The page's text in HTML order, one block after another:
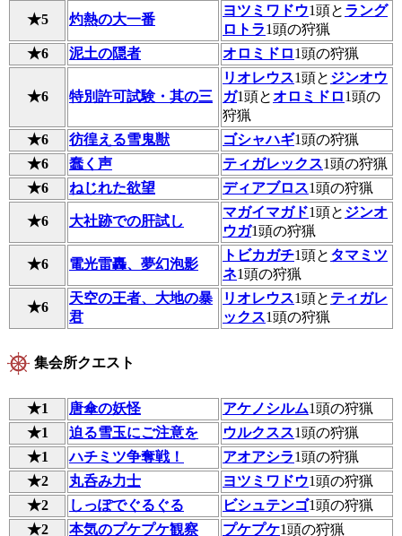
★5 灼熱の大一番
ヨツミワドウ1頭と ラング
ロトラ1頭の狩猟
★6
泥土の隠者 オロミドロ1頭の狩猟
★6 特別許可試験・其の三
リオレウス1頭と ジンオウ
ガ1頭とオロミドロ1頭の
狩猟
★6
彷徨える雪鬼獣 ゴシャハギ1頭の狩猟
★6
蠢く声 ティガレックス1頭の狩猟
★6
ねじれた欲望 ディアブロス1頭の狩猟
★6 大社跡での肝試し
マガイマガド1頭と ジンオ
ウガ1頭の狩猟
★6 電光雷轟、夢幻泡影
トビカガチ1頭と タマミツ
ネ1頭の狩猟
★6
天空の王者、大地の暴
君
リオレウス1頭と ティガレ
ックス1頭の狩猟
集会所クエスト
★1 唐傘の妖怪 アケノシルム1頭の狩猟
★1
迫る雪玉にご注意を ウルクスス1頭の狩猟
★1
ハチミツ争奪戦！ アオアシラ1頭の狩猟
★2
丸呑み力士 ヨツミワドウ1頭の狩猟
★2
しっぽでぐるぐる ビシュテンゴ1頭の狩猟
★2
本気のプケプケ観察 プケプケ1頭の狩猟